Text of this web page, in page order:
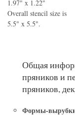
1.97" x 1.22"
Overall stencil size is
5.5" x 5.5".
Общая
пряников и
пряников,
Формы-